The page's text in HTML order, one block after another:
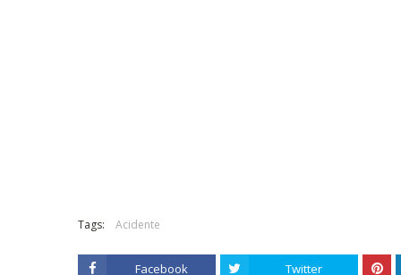
Tags: Acidente
Facebook Twitter